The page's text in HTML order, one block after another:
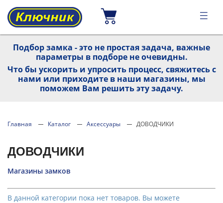
Подбор замка - это не простая задача, важные
параметры в подборе не очевидны.
Что бы ускорить и упросить процесс, свяжитесь с
нами или приходите в наши магазины, мы
поможем Вам решить эту задачу.
Главная Каталог Аксессуары ДОВОДЧИКИ
ДОВОДЧИКИ
Магазины замков
В данной категории пока нет товаров. Вы можете